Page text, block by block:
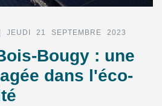
JEUDI 21 SEPTEMBRE 2023
Bougy : une
dans l'éco-